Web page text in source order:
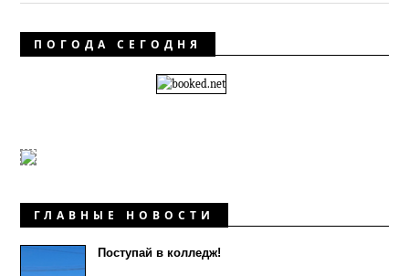
ПОГОДА СЕГОДНЯ
ГЛАВНЫЕ НОВОСТИ
Поступай в колледж!